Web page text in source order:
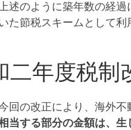
述のように築年数の経
た節税スキームとして利
二年度税制
回の改正により、海外
当する部分の金額は、 生